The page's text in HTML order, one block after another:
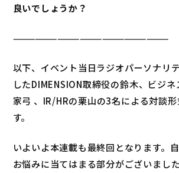
良いでしょうか？
—————————————————————
以下、イベント当日ラジオパーソナリ
したDIMENSION取締役の鈴木、ビジ
家弓 、IR/HRの栗山の3名による対談
す。
いよいよ本連載も最終回となります。
お悩みに当てはまる部分がございまし